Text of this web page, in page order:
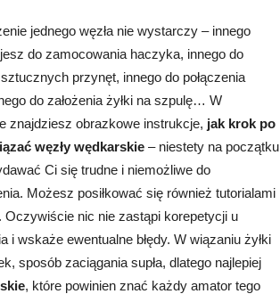
jednego węzła nie wystarczy – innego
do zamocowania haczyka, innego do
przynęt, innego do połączenia
do założenia żyłki na szpulę… W
znajdziesz obrazkowe instrukcje, jak krok po
węzły wędkarskie – niestety na początku
Ci się trudne i niemożliwe do
Możesz posiłkować się również tutorialami
Oczywiście nic nie zastąpi korepetycji u
wskaże ewentualne błędy. W wiązaniu żyłki
sposób zaciągania supła, dlatego najlepiej
, które powinien znać każdy amator tego